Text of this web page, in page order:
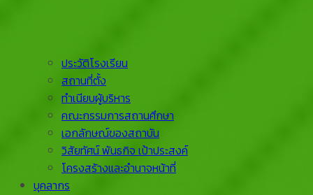
ประวัติโรงเรียน
สถานที่ตั้ง
ทำเนียบผู้บริหาร
คณะกรรมการสถานศึกษา
เอกลักษณ์ของสถาบัน
วิสัยทัศน์ พันธกิจ เป้าประสงค์
โครงสร้างและอำนาจหน้าที่
บุคลากร